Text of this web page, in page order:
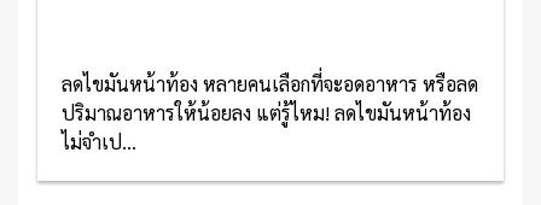
ลดไขมันหน้าท้อง หลายคนเลือกที่จะอดอาหาร หรือลด
ปริมาณอาหารให้น้อยลง แต่รู้ไหม! ลดไขมันหน้าท้อง
ไม่จำเป...